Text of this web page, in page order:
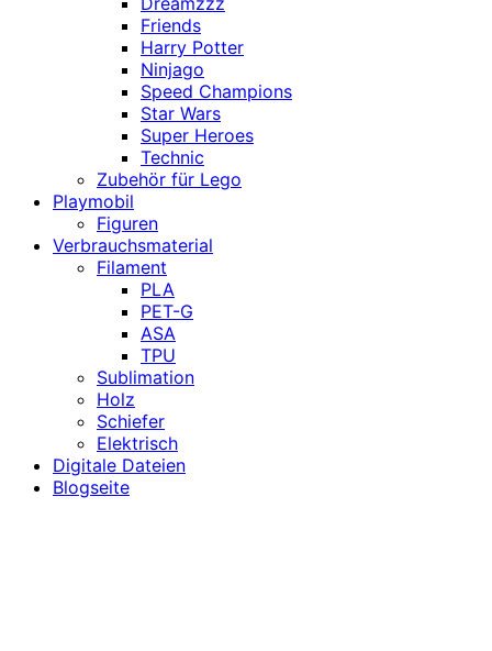
Friends
Harry Potter
Ninjago
Speed Champions
Star Wars
Super Heroes
Technic
Zubehör für Lego
Playmobil
Figuren
Verbrauchsmaterial
Filament
PLA
PET-G
ASA
TPU
Sublimation
Holz
Schiefer
Elektrisch
Digitale Dateien
Blogseite